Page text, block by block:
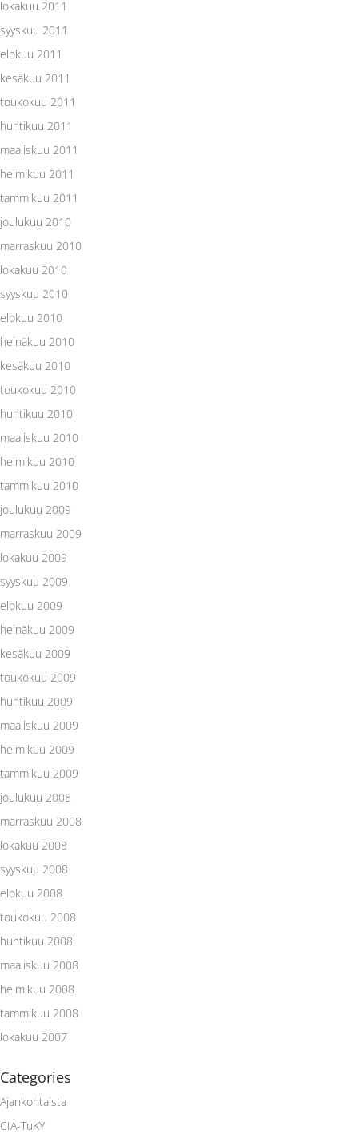
lokakuu 2011
syyskuu 2011
elokuu 2011
kesäkuu 2011
toukokuu 2011
huhtikuu 2011
maaliskuu 2011
helmikuu 2011
tammikuu 2011
joulukuu 2010
marraskuu 2010
lokakuu 2010
syyskuu 2010
elokuu 2010
heinäkuu 2010
kesäkuu 2010
toukokuu 2010
huhtikuu 2010
maaliskuu 2010
helmikuu 2010
tammikuu 2010
joulukuu 2009
marraskuu 2009
lokakuu 2009
syyskuu 2009
elokuu 2009
heinäkuu 2009
kesäkuu 2009
toukokuu 2009
huhtikuu 2009
maaliskuu 2009
helmikuu 2009
tammikuu 2009
joulukuu 2008
marraskuu 2008
lokakuu 2008
syyskuu 2008
elokuu 2008
toukokuu 2008
huhtikuu 2008
maaliskuu 2008
helmikuu 2008
tammikuu 2008
lokakuu 2007
Categories
Ajankohtaista
CIA-TuKY